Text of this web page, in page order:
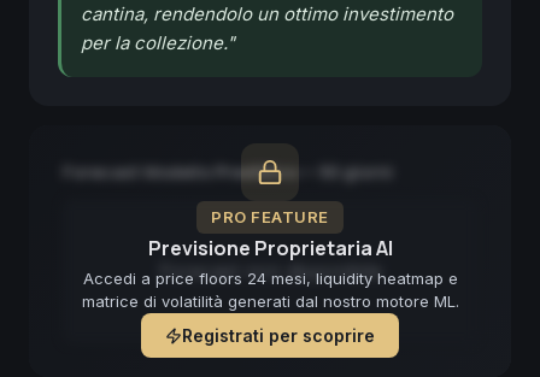
cantina, rendendolo un ottimo investimento
per la collezione."
PRO FEATURE
Previsione Proprietaria AI
Accedi a price floors 24 mesi, liquidity heatmap e
matrice di volatilità generati dal nostro motore ML.
Registrati per scoprire
Forecast Modello Predittivo — 90 giorni
Forecast non disponibile